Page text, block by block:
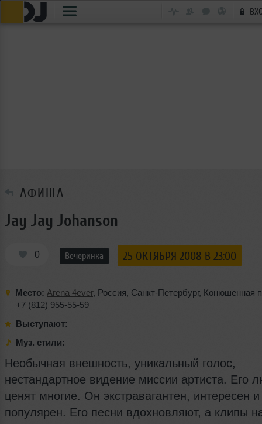
АФИША
Jay Jay Johanson
0 Вечеринка 25 ОКТЯБРЯ 2008 В 23:00
Место: Arena 4ever, Россия, Санкт-Петербург, Конюшенная
+7 (812) 955-55-59
Выступают:
Муз. стили:
Необычная внешность, уникальный голос,
нестандартное видение миссии артиста. Его
ценят многие. Он экстравагантен, интересен и
популярен. Его песни вдохновляют, а клипы